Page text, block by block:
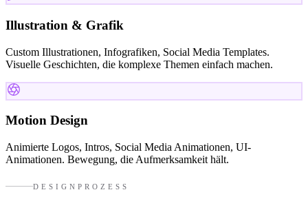
Illustration & Grafik
Custom Illustrationen, Infografiken, Social Media Templates.
Visuelle Geschichten, die komplexe Themen einfach machen.
Motion Design
Animierte Logos, Intros, Social Media Animationen, UI-
Animationen. Bewegung, die Aufmerksamkeit hält.
DESIGNPROZESS